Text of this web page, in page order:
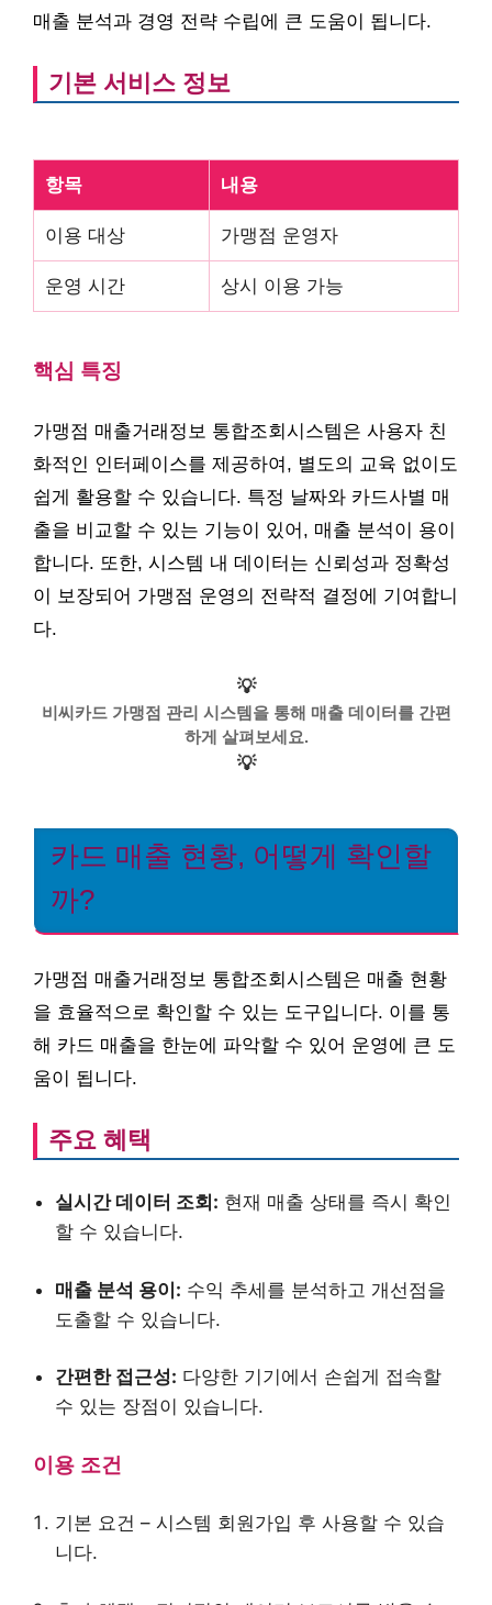
매출 분석과 경영 전략 수립에 큰 도움이 됩니다.
기본 서비스 정보
항목 내용
이용 대상 가맹점 운영자
운영 시간 상시 이용 가능
핵심 특징
가맹점 매출거래정보 통합조회시스템은 사용자 친
화적인 인터페이스를 제공하여, 별도의 교육 없이도
쉽게 활용할 수 있습니다. 특정 날짜와 카드사별 매
출을 비교할 수 있는 기능이 있어, 매출 분석이 용이
합니다. 또한, 시스템 내 데이터는 신뢰성과 정확성
이 보장되어 가맹점 운영의 전략적 결정에 기여합니
다.
💡
비씨카드 가맹점 관리 시스템을 통해 매출 데이터를 간편
하게 살펴보세요.
💡
카드 매출 현황, 어떻게 확인할
까?
가맹점 매출거래정보 통합조회시스템은 매출 현황
을 효율적으로 확인할 수 있는 도구입니다. 이를 통
해 카드 매출을 한눈에 파악할 수 있어 운영에 큰 도
움이 됩니다.
주요 혜택
실시간 데이터 조회: 현재 매출 상태를 즉시 확인
할 수 있습니다.
매출 분석 용이: 수익 추세를 분석하고 개선점을
도출할 수 있습니다.
간편한 접근성: 다양한 기기에서 손쉽게 접속할
수 있는 장점이 있습니다.
이용 조건
기본 요건 – 시스템 회원가입 후 사용할 수 있습
니다.